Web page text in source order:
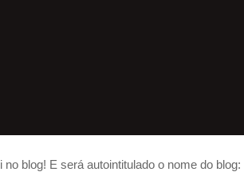
blog! E será autointitulado o nome do blog: